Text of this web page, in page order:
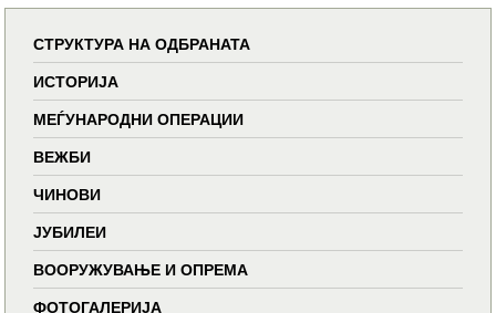
СТРУКТУРА НА ОДБРАНАТА
ИСТОРИЈА
МЕЃУНАРОДНИ ОПЕРАЦИИ
ВЕЖБИ
ЧИНОВИ
ЈУБИЛЕИ
ВООРУЖУВАЊЕ И ОПРЕМА
ФОТОГАЛЕРИЈА